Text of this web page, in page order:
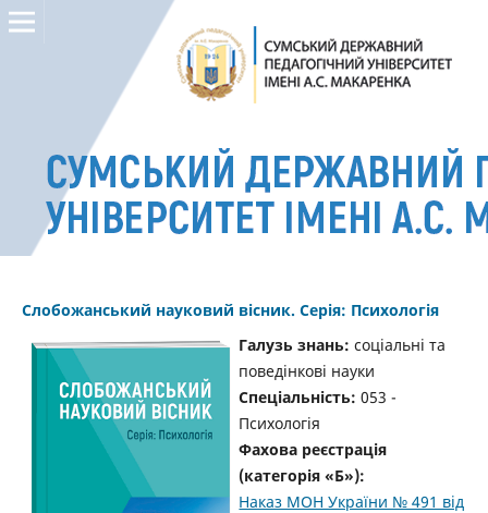
Слобожанський науковий вісник. Серія: Психологія
Галузь знань:соціальні та
поведінкові науки
Спеціальність:053 -
Психологія
Фахова реєстрація
(категорія «Б»):
Наказ МОН України № 491 від